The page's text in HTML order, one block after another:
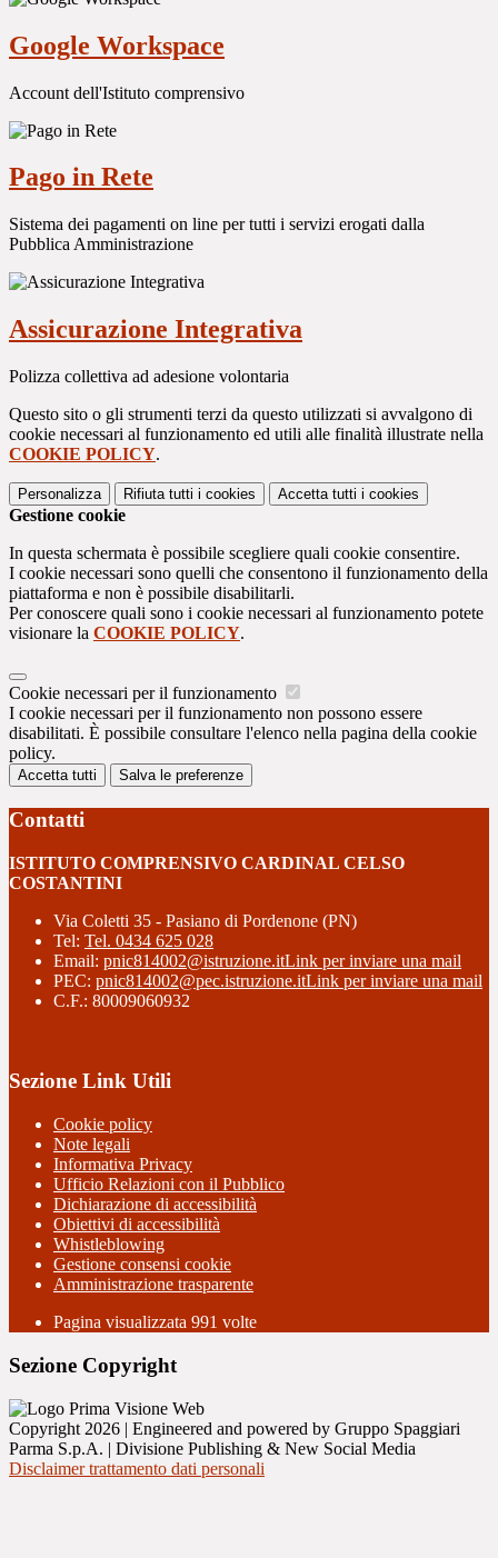
Google Workspace
Account dell'Istituto comprensivo
Pago in Rete
Sistema dei pagamenti on line per tutti i servizi erogati dalla
Pubblica Amministrazione
Assicurazione Integrativa
Polizza collettiva ad adesione volontaria
Questo sito o gli strumenti terzi da questo utilizzati si avvalgono di
cookie necessari al funzionamento ed utili alle finalità illustrate nella
COOKIE POLICY.
Personalizza Rifiuta tutti i cookies Accetta tutti i cookies
Gestione cookie
In questa schermata è possibile scegliere quali cookie consentire.
I cookie necessari sono quelli che consentono il funzionamento della
piattaforma e non è possibile disabilitarli.
Per conoscere quali sono i cookie necessari al funzionamento potete
visionare la COOKIE POLICY.
Cookie necessari per il funzionamento
I cookie necessari per il funzionamento non possono essere
disabilitati. È possibile consultare l'elenco nella pagina della cookie
policy.
Accetta tutti Salva le preferenze
Contatti
ISTITUTO COMPRENSIVO CARDINAL CELSO
COSTANTINI
Via Coletti 35 - Pasiano di Pordenone (PN)
Tel: Tel. 0434 625 028
Email: pnic814002@istruzione.itLink per inviare una mail
PEC: pnic814002@pec.istruzione.itLink per inviare una mail
C.F.: 80009060932
Sezione Link Utili
Cookie policy
Note legali
Informativa Privacy
Ufficio Relazioni con il Pubblico
Dichiarazione di accessibilità
Obiettivi di accessibilità
Whistleblowing
Gestione consensi cookie
Amministrazione trasparente
Pagina visualizzata 991 volte
Sezione Copyright
Copyright 2026 | Engineered and powered by Gruppo Spaggiari
Parma S.p.A. | Divisione Publishing & New Social Media
Disclaimer trattamento dati personali